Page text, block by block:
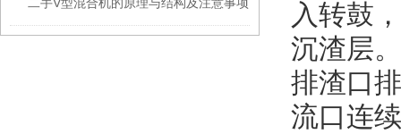
入转鼓
沉渣层
排渣口排
流口连续